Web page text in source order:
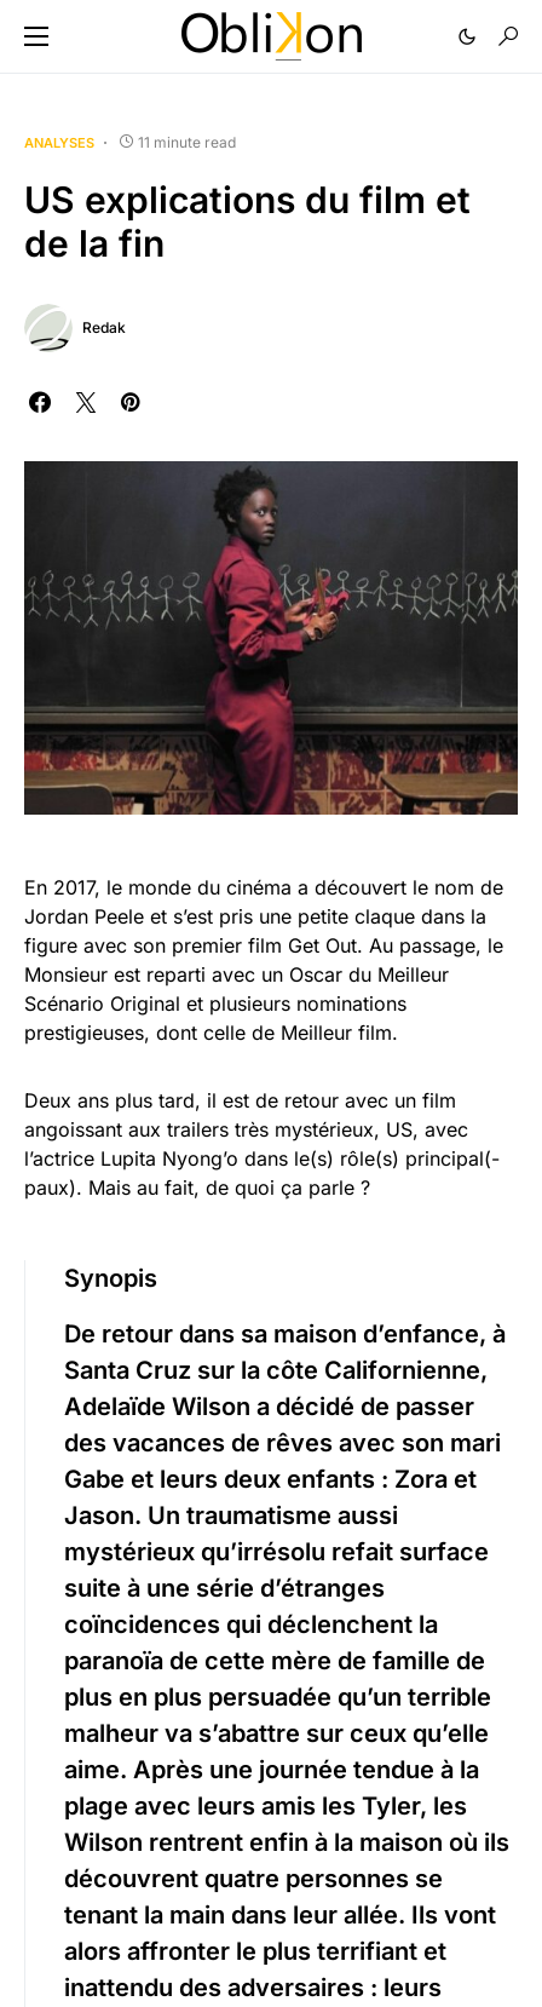
ANALYSES 11 minute read
US explications du film et
de la fin
Redak
En 2017, le monde du cinéma a découvert le nom de
Jordan Peele et s’est pris une petite claque dans la
figure avec son premier film Get Out. Au passage, le
Monsieur est reparti avec un Oscar du Meilleur
Scénario Original et plusieurs nominations
prestigieuses, dont celle de Meilleur film.
Deux ans plus tard, il est de retour avec un film
angoissant aux trailers très mystérieux, US, avec
l’actrice Lupita Nyong’o dans le(s) rôle(s) principal(-
paux). Mais au fait, de quoi ça parle ?
Synopis
De retour dans sa maison d’enfance, à
Santa Cruz sur la côte Californienne,
Adelaïde Wilson a décidé de passer
des vacances de rêves avec son mari
Gabe et leurs deux enfants : Zora et
Jason. Un traumatisme aussi
mystérieux qu’irrésolu refait surface
suite à une série d’étranges
coïncidences qui déclenchent la
paranoïa de cette mère de famille de
plus en plus persuadée qu’un terrible
malheur va s’abattre sur ceux qu’elle
aime. Après une journée tendue à la
plage avec leurs amis les Tyler, les
Wilson rentrent enfin à la maison où ils
découvrent quatre personnes se
tenant la main dans leur allée. Ils vont
alors affronter le plus terrifiant et
inattendu des adversaires : leurs